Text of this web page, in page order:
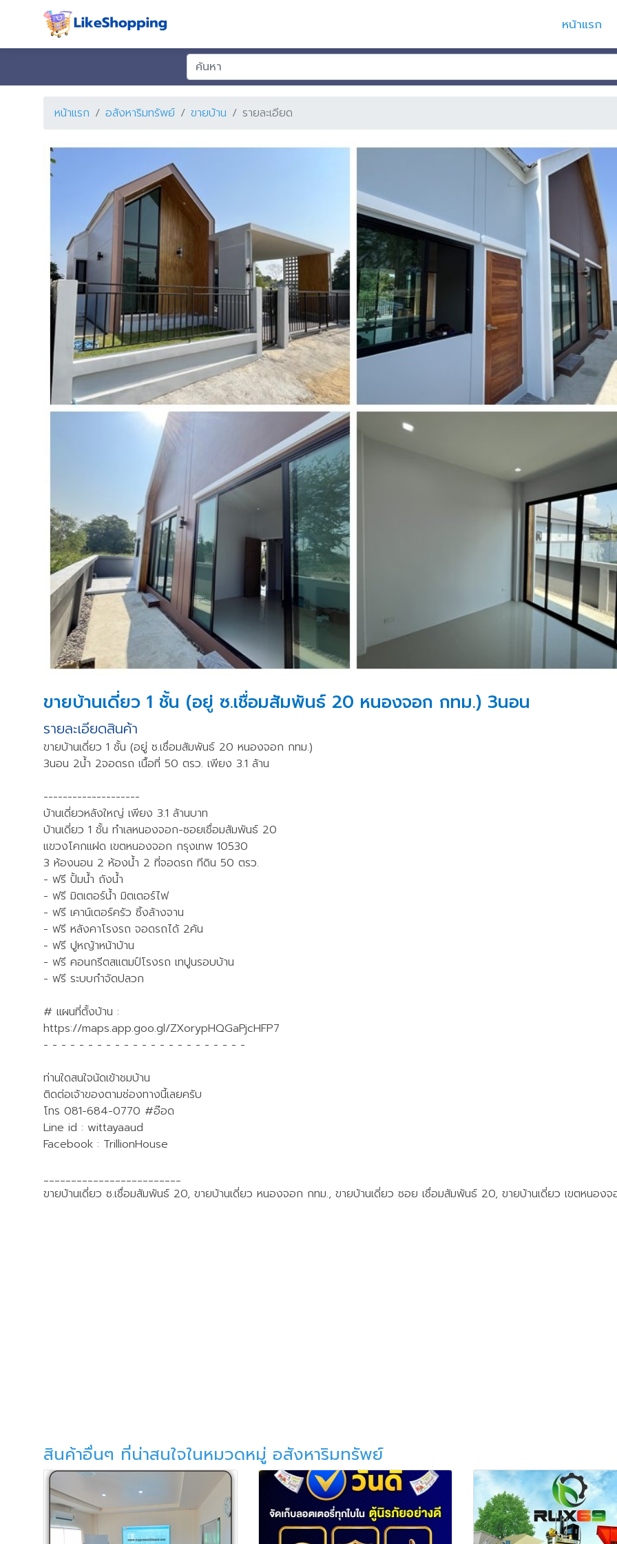
หน้าแรก
หน้าแรก อสังหาริมทรัพย์ ขายบ้าน รายละเอียด
ขายบ้านเดี่ยว 1 ชั้น (อยู่ ซ.เชื่อมสัมพันธ์ 20 หนองจอก กทม.) 3นอน
รายละเอียดสินค้า
ขายบ้านเดี่ยว 1 ชั้น (อยู่ ซ.เชื่อมสัมพันธ์ 20 หนองจอก กทม.)
3นอน 2น้ำ 2จอดรถ เนื้อที่ 50 ตรว. เพียง 3.1 ล้าน
--------------------
บ้านเดี่ยวหลังใหญ่ เพียง 3.1 ล้านบาท
บ้านเดี่ยว 1 ชั้น ทำเลหนองจอก-ซอยเชื่อมสัมพันธ์ 20
แขวงโคกแฝด เขตหนองจอก กรุงเทพ 10530
3 ห้องนอน 2 ห้องน้ำ 2 ที่จอดรถ ทีดิน 50 ตรว.
- ฟรี ปั้มน้ำ ถังน้ำ
- ฟรี มิตเตอร์น้ำ มิตเตอร์ไฟ
- ฟรี เคาน์เตอร์ครัว ซิ้งล้างจาน
- ฟรี หลังคาโรงรถ จอดรถได้ 2คัน
- ฟรี ปูหญ้าหน้าบ้าน
- ฟรี คอนกรีตสแตมป์โรงรถ เทปูนรอบบ้าน
- ฟรี ระบบกำจัดปลวก
# แผนที่ตั้งบ้าน :
https://maps.app.goo.gl/ZXorypHQGaPjcHFP7
- - - - - - - - - - - - - - - - - - - - - - -
ท่านใดสนใจนัดเข้าชมบ้าน
ติดต่อเจ้าของตามช่องทางนี้เลยครับ
โทร 081-684-0770 #อ๊อด
Line id : wittayaaud
Facebook : TrillionHouse
_________________________
ขายบ้านเดี่ยว ซ.เชื่อมสัมพันธ์ 20, ขายบ้านเดี่ยว หนองจอก กทม., ขายบ้านเดี่ยว ซอย เชื่อมสัมพันธ์ 20, ขายบ้านเดี่ยว เขตหนอง
สินค้าอื่นๆ ที่น่าสนใจในหมวดหมู่ อสังหาริมทรัพย์